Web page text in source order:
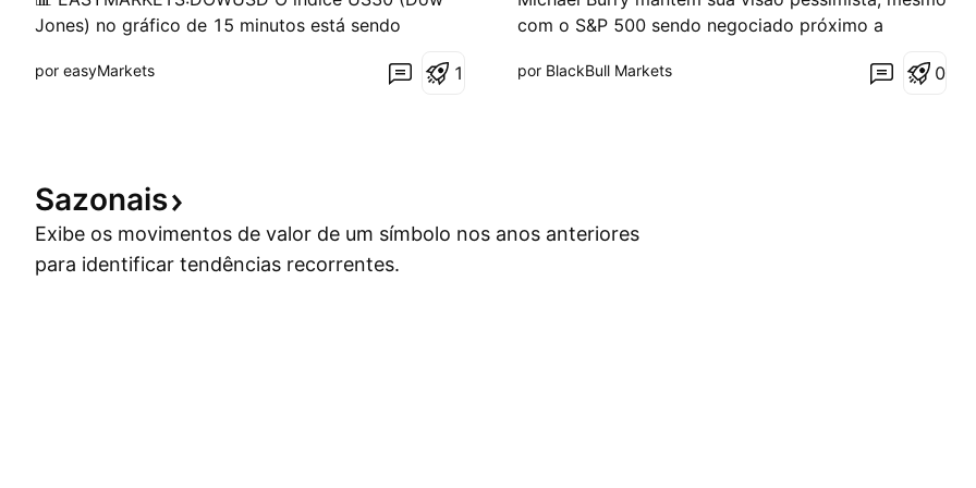
Jones) no gráfico de 15 minutos está sendo
Highs (EQH) e formar um possível ponto de
por easyMarkets 1
com o S&P 500 sendo negociado próximo a
possível estarmos próximos de um pico importante
por BlackBull Markets 0
Sazonais
Exibe os movimentos de valor de um símbolo nos anos anteriores
para identificar tendências recorrentes.